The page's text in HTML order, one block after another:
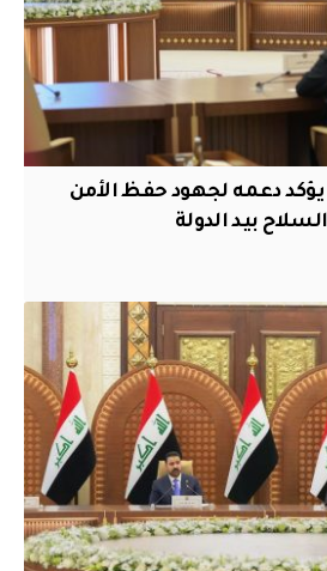
يؤكد دعمه لجهود حفظ الأمن
بيد الدولة